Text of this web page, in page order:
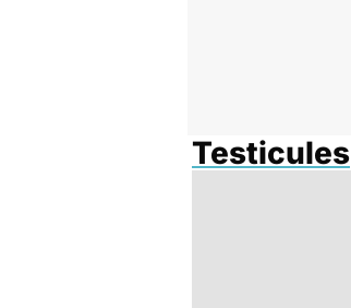
Testicules